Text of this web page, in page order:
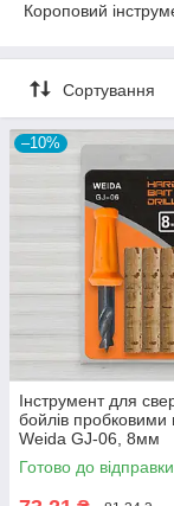
Короповий
Сортування
–10%
Інструмент для
бойлів пробковими
Weida GJ-06, 8мм
Готово до відправки